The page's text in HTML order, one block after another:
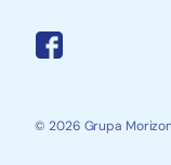
© 2026 Grupa